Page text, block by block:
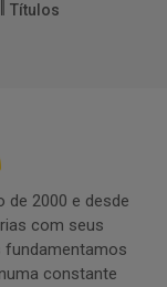
Títulos
2000 e desde
com seus
fundamentamos
constante